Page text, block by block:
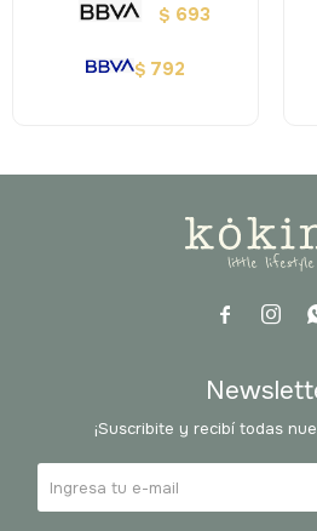
$ 693
$ 792
 
¡Suscribite y recibí todas